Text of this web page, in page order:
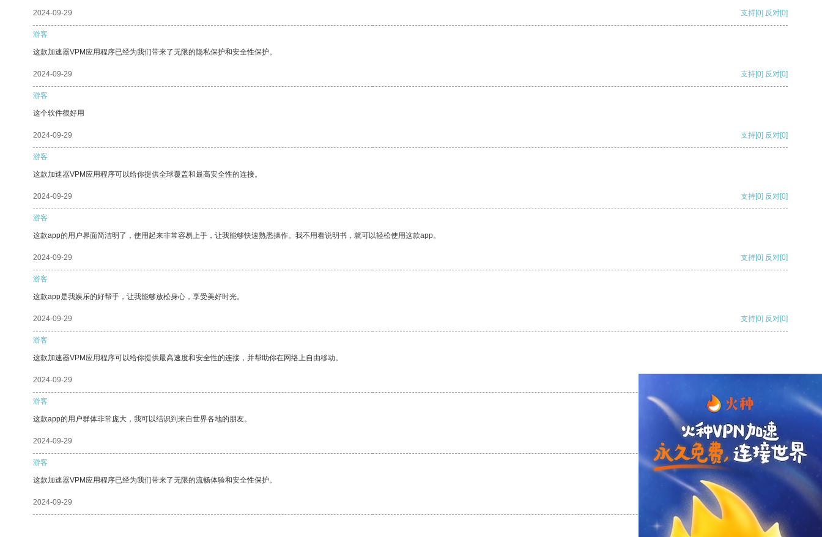
2024-09-29 支持[0] 反对[0]
游客
这款加速器VPM应用程序已经为我们带来了无限的隐私保护和安全性保护。
2024-09-29 支持[0] 反对[0]
游客
这个软件很好用
2024-09-29 支持[0] 反对[0]
游客
这款加速器VPM应用程序可以给你提供全球覆盖和最高安全性的连接。
2024-09-29 支持[0] 反对[0]
游客
这款app的用户界面简洁明了，使用起来非常容易上手，让我能够快速熟悉操作。我不用看说明书，就可以轻松使用这款app。
2024-09-29 支持[0] 反对[0]
游客
这款app是我娱乐的好帮手，让我能够放松身心，享受美好时光。
2024-09-29 支持[0] 反对[0]
游客
这款加速器VPM应用程序可以给你提供最高速度和安全性的连接，并帮助你在网络上自由移动。
2024-09-29
游客
这款app的用户群体非常庞大，我可以结识到来自世界各地的朋友。
2024-09-29 支持 [0] 反对 [0]
游客
这款加速器VPM应用程序已经为我们带来了无限的流畅体验和安全性保护。
2024-09-29 支持